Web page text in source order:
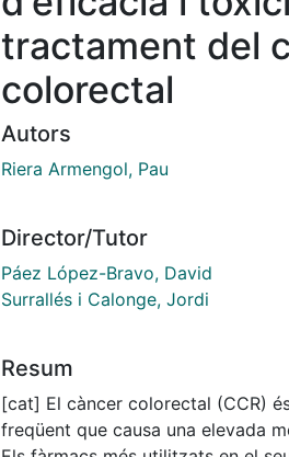
tractament del
colorectal
Autors
Riera Armengol, Pau
Director/Tutor
Páez López-Bravo, David
Surrallés i Calonge, Jordi
Resum
[cat] El càncer colorectal (CCR)
freqüent que causa una elevada